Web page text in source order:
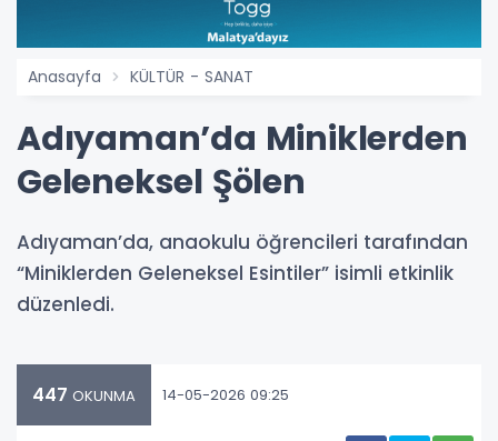
Anasayfa KÜLTÜR - SANAT
Adıyaman’da Miniklerden
Geleneksel Şölen
Adıyaman’da, anaokulu öğrencileri tarafından
“Miniklerden Geleneksel Esintiler” isimli etkinlik
düzenledi.
447 OKUNMA 14-05-2026 09:25